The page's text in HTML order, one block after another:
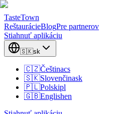
TasteTown
ReštaurácieBlogPre partnerov
Stiahnuť aplikáciu
🇸🇰sk
🇨🇿Češtinacs
🇸🇰Slovenčinask
🇵🇱Polskipl
🇬🇧Englishen